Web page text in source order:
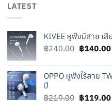
LATEST
KIVEE หูฟังมีสาย เ
฿240.00 Original
฿240.00.
฿140.00
OPPO หูฟังไร้สาย
ปี
฿219.00 Original
฿119.00